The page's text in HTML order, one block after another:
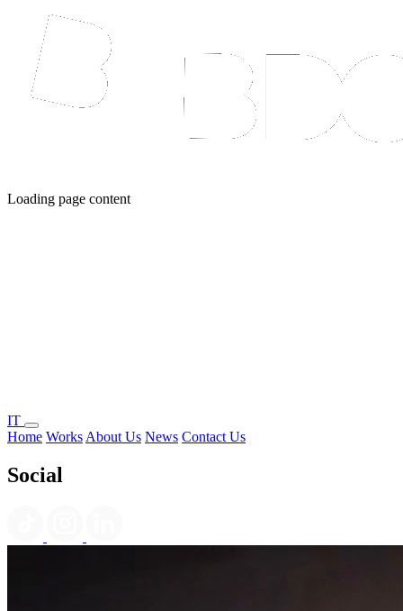
Loading page content
IT
Home Works About Us News Contact Us
Social